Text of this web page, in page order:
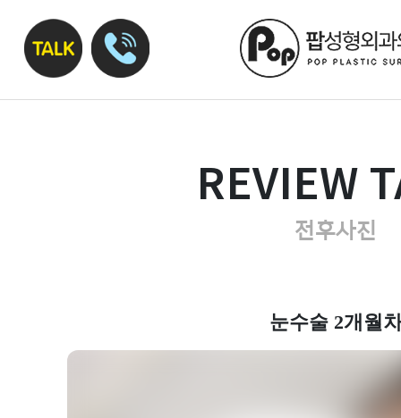
REVIEW
전후사진
눈수술 2개월